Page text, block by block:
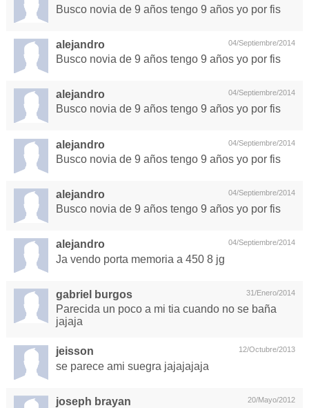
Busco novia de 9 años tengo 9 años yo por fis
04/Septiembre/2014
alejandro
Busco novia de 9 años tengo 9 años yo por fis
04/Septiembre/2014
alejandro
Busco novia de 9 años tengo 9 años yo por fis
04/Septiembre/2014
alejandro
Busco novia de 9 años tengo 9 años yo por fis
04/Septiembre/2014
alejandro
Busco novia de 9 años tengo 9 años yo por fis
04/Septiembre/2014
alejandro
Ja vendo porta memoria a 450 8 jg
31/Enero/2014
gabriel burgos
Parecida un poco a mi tia cuando no se baña
jajaja
12/Octubre/2013
jeisson
se parece ami suegra jajajajaja
20/Mayo/2012
joseph brayan